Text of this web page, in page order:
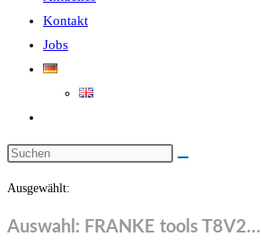
Kontakt
Jobs
umschalten
Diese
durchsuchen
Ausgewählt:
Auswahl: FRANKE tools T8V2…